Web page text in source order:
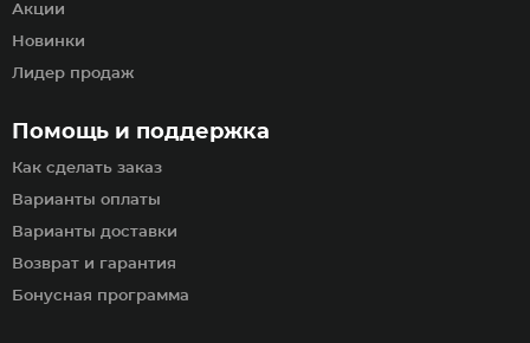
Помощь и поддержка
Как сделать заказ
Варианты оплаты
Варианты доставки
Возврат и гарантия
Бонусная программа
Акции
Новинки
Лидер продаж